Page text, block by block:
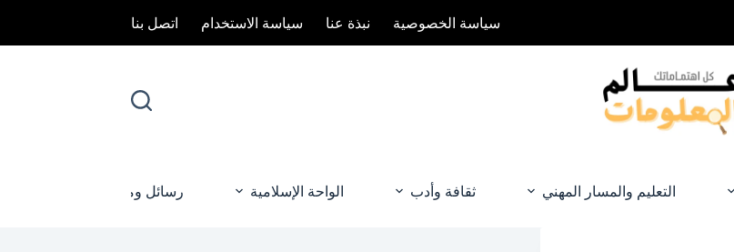
سياسة الخصوصية نبذة عنا سياسة الاستخدام اتصل بنا
التعليم والمسار المهني ثقافة وأدب الواحة الإسلامية رسائل ومناسبات